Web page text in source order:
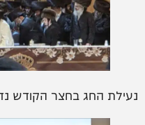
נעילת החג בחצר הקודש